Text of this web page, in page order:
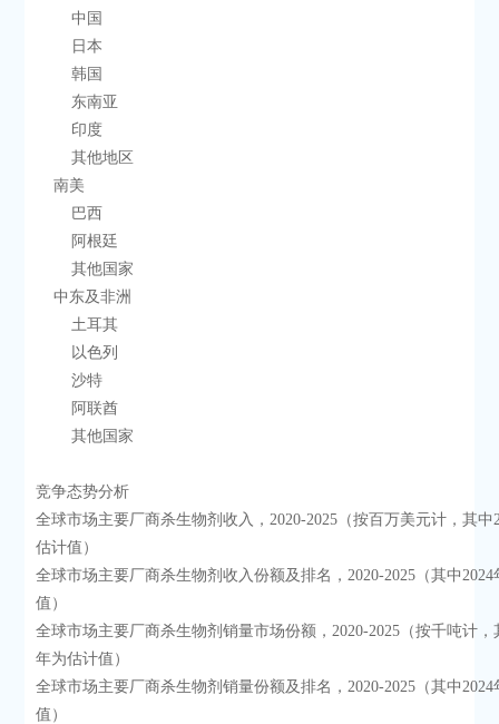
        中国
        日本
        韩国
        东南亚
        印度
        其他地区
    南美
        巴西
        阿根廷
        其他国家
    中东及非洲
        土耳其
        以色列
        沙特
        阿联酋
        其他国家
竞争态势分析
全球市场主要厂商杀生物剂收入，2020-2025（按百万美元计，其中
估计值）
全球市场主要厂商杀生物剂收入份额及排名，2020-2025（其中2024
值）
全球市场主要厂商杀生物剂销量市场份额，2020-2025（按千吨计，
年为估计值）
全球市场主要厂商杀生物剂销量份额及排名，2020-2025（其中2024
值）